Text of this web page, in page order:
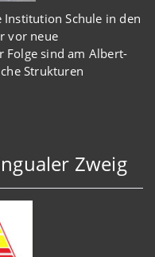
Institution Schule in den
vor neue
Folge sind am Albert-
Strukturen
Zweig